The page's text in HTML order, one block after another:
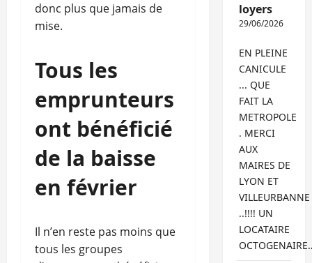
donc plus que jamais de
mise.
Tous les
emprunteurs
ont bénéficié
de la baisse
en février
Il n’en reste pas moins que
tous les groupes
loyers
29/06/2026
EN PLEINE
CANICULE
... QUE
FAIT LA
METROPOLE
. MERCI
AUX
MAIRES DE
LYON ET
VILLEURBANNE
..!!!! UN
LOCATAIRE